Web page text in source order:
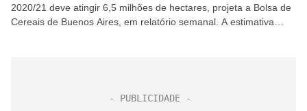
2020/21 deve atingir 6,5 milhões de hectares, projeta a Bolsa de
Cereais de Buenos Aires, em relatório semanal. A estimativa